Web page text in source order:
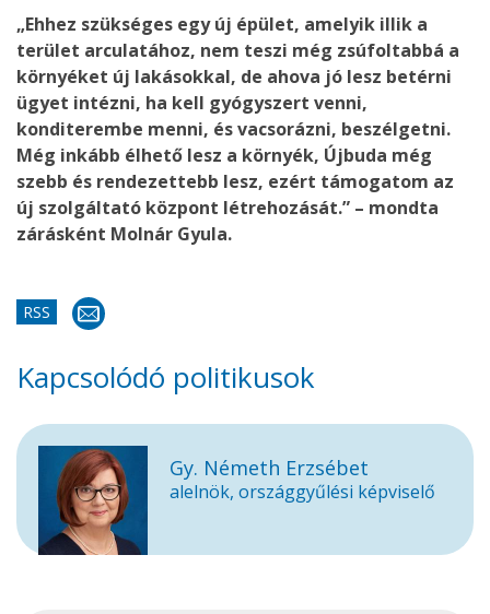
„Ehhez szükséges egy új épület, amelyik illik a
terület arculatához, nem teszi még zsúfoltabbá a
környéket új lakásokkal, de ahova jó lesz betérni
ügyet intézni, ha kell gyógyszert venni,
konditerembe menni, és vacsorázni, beszélgetni.
Még inkább élhető lesz a környék, Újbuda még
szebb és rendezettebb lesz, ezért támogatom az
új szolgáltató központ létrehozását.” – mondta
zárásként Molnár Gyula.
RSS
Kapcsolódó politikusok
Gy. Németh Erzsébet
alelnök, országgyűlési képviselő